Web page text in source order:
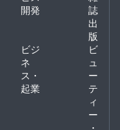
開発
誌
出
版
ビジ
ネ
ス・
起業
ビ
ュ
ー
テ
ィ
ー
・